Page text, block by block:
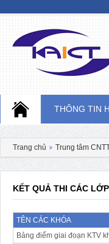
THÔNG TIN
Trang chủ Trung tâm
KẾT QUẢ THI CÁC
TÊN CÁC KHÓA
Bảng điểm giai đoạn KTV